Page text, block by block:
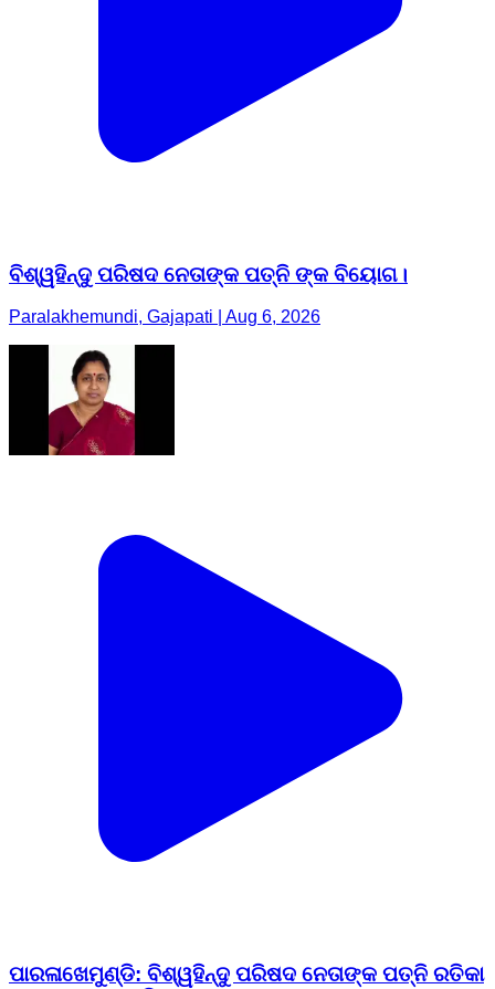
ବିଶ୍ୱହିନ୍ଦୁ ପରିଷଦ ନେତାଙ୍କ ପତ୍ନି ଙ୍କ ବିୟୋଗ।
Paralakhemundi, Gajapati | Aug 6, 2026
ପାରଳାଖେମୁଣ୍ଡି: ବିଶ୍ୱହିନ୍ଦୁ ପରିଷଦ ନେତାଙ୍କ ପତ୍ନି ରତିକା